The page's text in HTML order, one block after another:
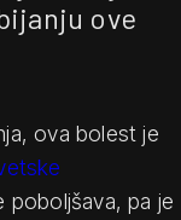
ove
ova bolest je
poboljšava, pa je